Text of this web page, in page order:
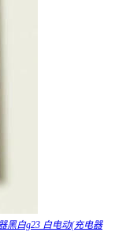
黑白g23 白电动(充电器